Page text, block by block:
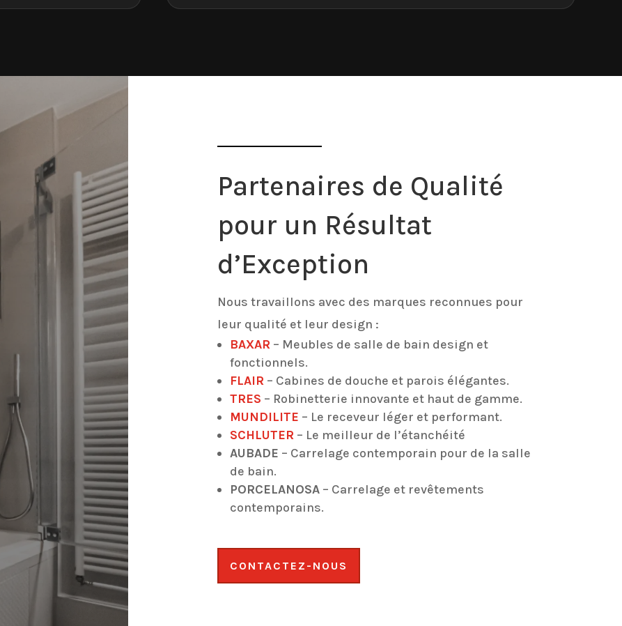
Partenaires de Qualité
pour un Résultat
d’Exception
Nous travaillons avec des marques reconnues pour
leur qualité et leur design :
BAXAR– Meubles de salle de bain design et
fonctionnels.
FLAIR– Cabines de douche et parois élégantes.
TRES – Robinetterie innovante et haut de gamme.
MUNDILITE – Le receveur léger et performant.
SCHLUTER– Le meilleur de l’étanchéité
AUBADE – Carrelage contemporain pour de la salle
de bain.
PORCELANOSA– Carrelage et revêtements
contemporains.
CONTACTEZ-NOUS